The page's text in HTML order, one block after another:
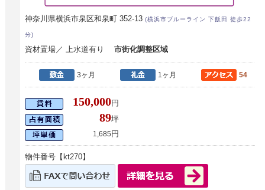
神奈川県横浜市泉区和泉町 352-13(横浜市ブルーライン 下飯田 徒歩22
分)
資材置場／ 上水道有り市街化調整区域
3ヶ月 1ヶ月 54
150,000円
89坪
1,685 円
物件番号【kt270】